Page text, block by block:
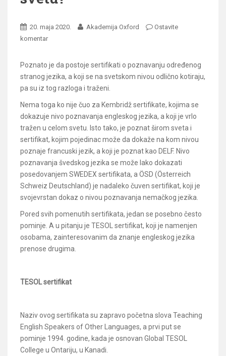
20. maja 2020. Akademija Oxford
Ostavite
komentar
Poznato je da postoje sertifikati o poznavanju određenog
stranog jezika, a koji se na svetskom nivou odlično kotiraju,
pa su iz tog razloga i traženi.
Nema toga ko nije čuo za Kembridž sertifikate, kojima se
dokazuje nivo poznavanja engleskog jezika, a koji je vrlo
tražen u celom svetu. Isto tako, je poznat širom sveta i
sertifikat, kojim pojedinac može da dokaže na kom nivou
poznaje francuski jezik, a koji je poznat kao DELF. Nivo
poznavanja švedskog jezika se može lako dokazati
posedovanjem SWEDEX sertifikata, a ÖSD (Österreich
Schweiz Deutschland) je nadaleko čuven sertifikat, koji je
svojevrstan dokaz o nivou poznavanja nemačkog jezika.
Pored svih pomenutih sertifikata, jedan se posebno često
pominje. A u pitanju je TESOL sertifikat, koji je namenjen
osobama, zainteresovanim da znanje engleskog jezika
prenose drugima.
TESOL sertifikat
Naziv ovog sertifikata su zapravo početna slova Teaching
English Speakers of Other Languages, a prvi put se
pominje 1994. godine, kada je osnovan Global TESOL
College u Ontariju, u Kanadi.